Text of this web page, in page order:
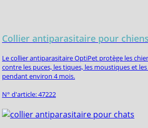
Collier antiparasitaire pour chiens
Le collier antiparasitaire OptiPet protège les
contre les puces, les tiques, les moustiques et
pendant environ 4 mois.
N° d'article: 47222